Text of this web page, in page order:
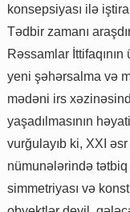
konsepsiyası ilə
Tədbir zamanı
Rəssamlar
yeni şəhərsalma və
mədəni irs
yaşadılmasının
vurğulayıb ki, XXI
nümunələrində
simmetriyası və